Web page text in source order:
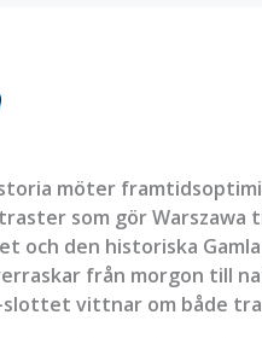
möter
som gör Warszawa
och den historiska
från morgon till
vittnar om både